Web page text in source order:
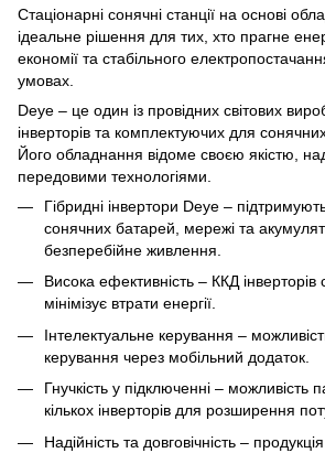
Стаціонарні сонячні станції на основі
ідеальне рішення для тих, хто прагне
економії та стабільного
умовах.
Deye – це один із провідних світових
інверторів та комплектуючих для
Його обладнання відоме своєю якістю,
передовими технологіями.
Гібридні інвертори Deye –
сонячних батарей, мережі та
безперебійне живлення.
Висока ефективність – ККД
мінімізує втрати енергії.
Інтелектуальне керування –
керування через мобільний додаток.
Гнучкість у підключенні – можливість
кількох інверторів для розширення
Надійність та довговічність –